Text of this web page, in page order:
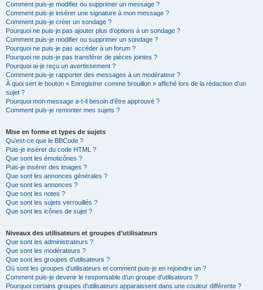
Comment puis-je modifier ou supprimer un message ?
Comment puis-je insérer une signature à mon message ?
Comment puis-je créer un sondage ?
Pourquoi ne puis-je pas ajouter plus d’options à un sondage ?
Comment puis-je modifier ou supprimer un sondage ?
Pourquoi ne puis-je pas accéder à un forum ?
Pourquoi ne puis-je pas transférer de pièces jointes ?
Pourquoi ai-je reçu un avertissement ?
Comment puis-je rapporter des messages à un modérateur ?
À quoi sert le bouton « Enregistrer comme brouillon » affiché lors de la rédaction d’un
sujet ?
Pourquoi mon message a-t-il besoin d’être approuvé ?
Comment puis-je remonter mes sujets ?
Mise en forme et types de sujets
Qu’est-ce que le BBCode ?
Puis-je insérer du code HTML ?
Que sont les émoticônes ?
Puis-je insérer des images ?
Que sont les annonces générales ?
Que sont les annonces ?
Que sont les notes ?
Que sont les sujets verrouillés ?
Que sont les icônes de sujet ?
Niveaux des utilisateurs et groupes d’utilisateurs
Que sont les administrateurs ?
Que sont les modérateurs ?
Que sont les groupes d’utilisateurs ?
Où sont les groupes d’utilisateurs et comment puis-je en rejoindre un ?
Comment puis-je devenir le responsable d’un groupe d’utilisateurs ?
Pourquoi certains groupes d’utilisateurs apparaissent dans une couleur différente ?